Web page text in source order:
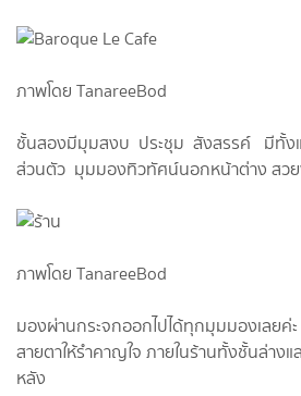
ภาพโดย TanareeBod
ชั้นสองมีมุมสงบ ประชุม สังสรรค์ มีทั้ง
ส่วนตัว มุมมองทิวทัศน์นอกหน้าต่าง สว
ภาพโดย TanareeBod
มองผ่านกระจกออกไปได้ทุกมุมมองเลย
สายตาให้รำคาญใจ ภายในร้านทั้งชั้นล่าง
หลัง